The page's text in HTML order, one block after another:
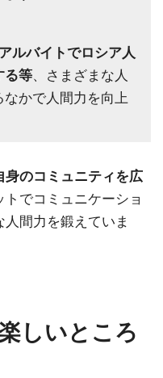
アルバイトでロシア人
る等、さまざまな人
かで人間力を向上
身のコミュニティを広
でコミュニケーショ
間力を鍛えていま
しいところ